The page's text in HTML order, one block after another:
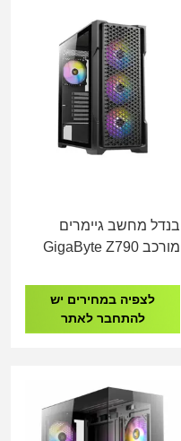
בנדל מחשב גיימרים
מורכב GigaByte Z790
DDR5 1TB NVME RTX
לצפיה במחירים יש
להתחבר לאתר